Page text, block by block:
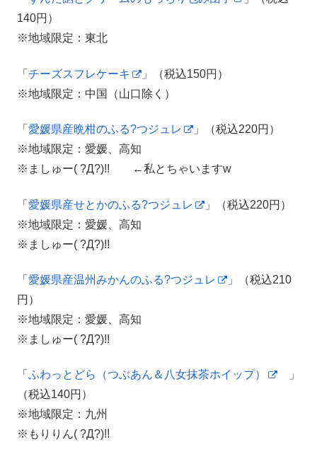
140円）
※地域限定：東北
「 チーズスフレケーキ
」（税込150円）
※地域限定：中国（山口除く）
「 愛媛県産晩柑のふる?つジュレ
」（税込220円）
※地域限定：愛媛、高知
※ましゅー( ?Д?)!! ←私とちゃいますw
「 愛媛県産せとかのふる?つジュレ
」（税込220円）
※地域限定：愛媛、高知
※ましゅー( ?Д?)!!
「 愛媛県産温州みかんのふる?つジュレ
」（税込210
円）
※地域限定：愛媛、高知
※ましゅー( ?Д?)!!
「 ふわっとどら（つぶあん＆八女抹茶ホイップ）
」
（税込140円）
※地域限定：九州
※もりりん( ?Д?)!!